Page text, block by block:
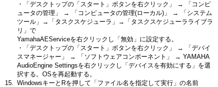
・「デスクトップの「スタート」ボタンを右クリック」 → 「コンピ
ュータの管理」 → 「コンピュータの管理(ローカル)」 → 「システム
ツール」→「タスクスケジューラ」→「タスクスケジューラライブラ
リ」で
YamahaAEServiceを右クリックし「無効」に設定する。
・「デスクトップの「スタート」ボタンを右クリック」 → 「デバイ
スマネージャー」 → 「ソフトウェアコンポーネント」 → YAMAHA
AudioEngine Settingsを右クリックし「デバイスを有効にする」を選
択する。OSを再起動する。
WindowsキーとRを押して「ファイル名を指定して実行」の名前